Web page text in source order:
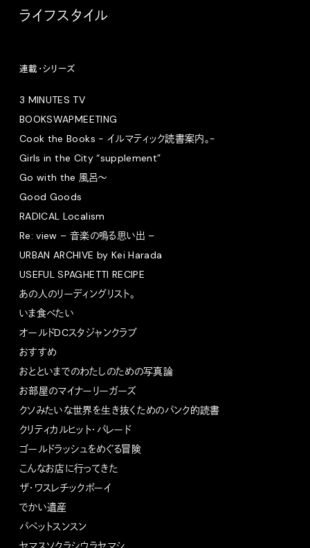
ライフスタイル
連載・シリーズ
3 MINUTES TV
BOOKSWAPMEETING
Cook the Books - イルマティック読書案内。-
Girls in the City “supplement”
Go with the 風呂〜
Good Goods
RADICAL Localism
Re: view – 音楽の鳴る思い出 –
URBAN ARCHIVE by Kei Harada
USEFUL SPAGHETTI RECIPE
あの人のリーディングリスト。
いま食べたい
オールドDCスタジャンクラブ
おすすめ
おとといまでのわたしのための写真論
お部屋のマイナーリーガーズ
クソみたいな世界を生き抜くためのパンク的読書
クリティカルヒット・パレード
ゴールドラッシュをめぐる冒険
こんなお店に行ってきた
ザ・ワスレチックボーイ
でかい遺産
パペットスンスン